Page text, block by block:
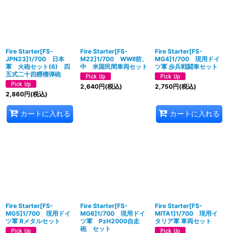
Fire Starter[FS-
JPN23]1/700 日本
軍 火砲セット(6) 四
五式二十四糎榴弾砲
2,860円(税込)
カートに入れる
Fire Starter[FS-
M22]1/700 WWII前、
中 米国民間車両セット
2,640円(税込)
Fire Starter[FS-
MG4]1/700 現用ドイ
ツ軍 歩兵戦闘車セット
2,750円(税込)
カートに入れる
Fire Starter[FS-
MG5]1/700 現用ドイ
ツ軍 Rメタルセット
Fire Starter[FS-
MG6]1/700 現用ドイ
ツ軍 PzH2000自走
砲 セット
Fire Starter[FS-
MITA1]1/700 現用イ
タリア軍 車両セット